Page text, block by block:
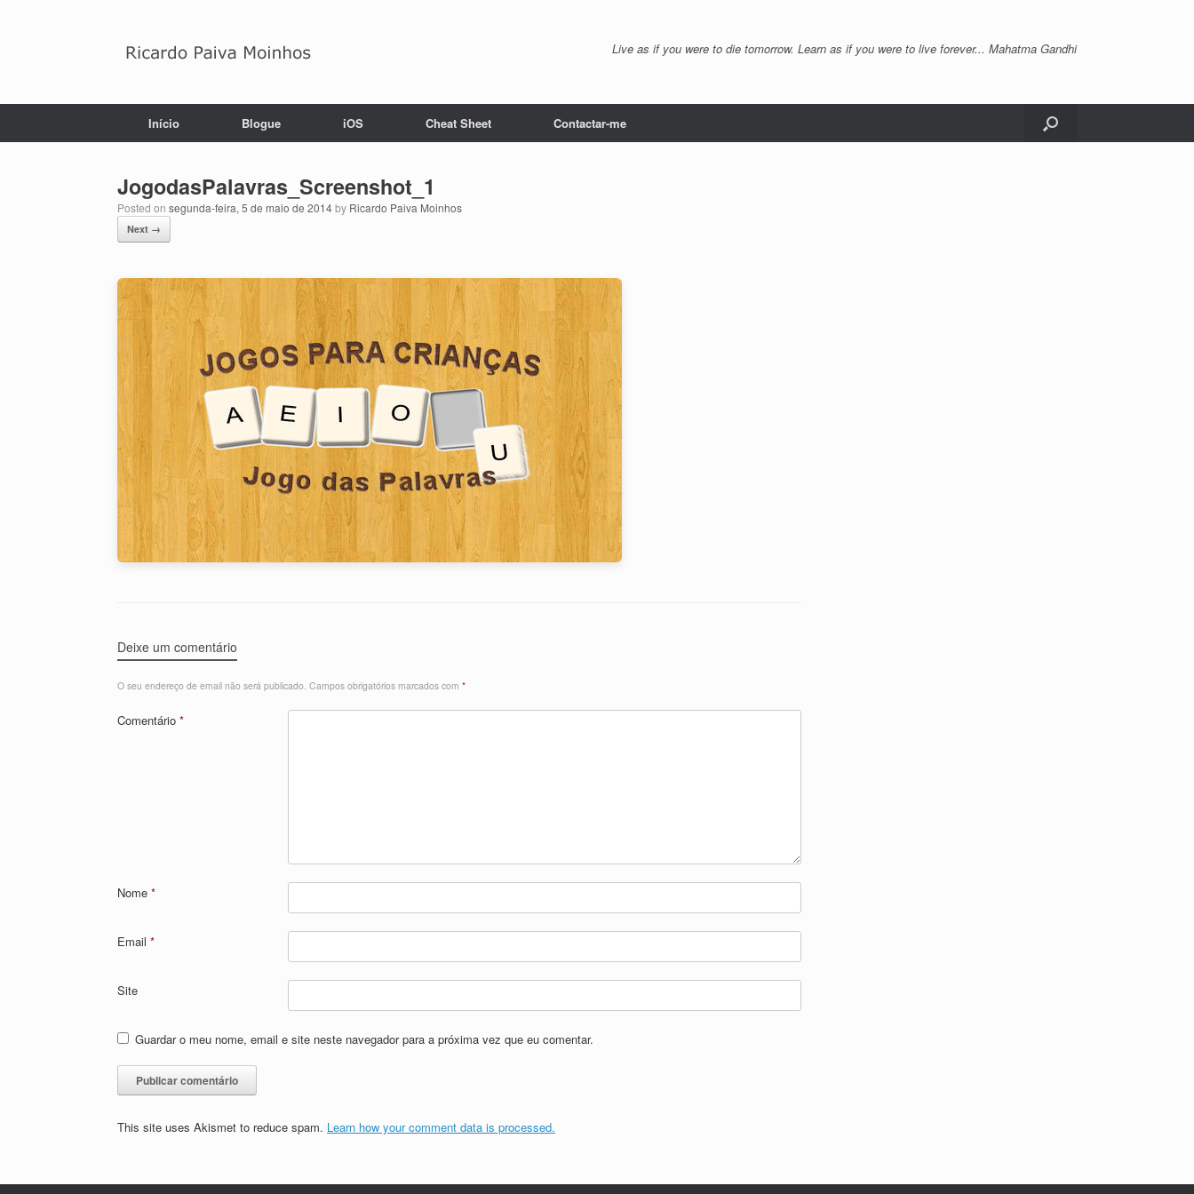
Live as if you were to die tomorrow. Learn as if you were to live forever... Mahatma Gandhi
Início Blogue iOS Cheat Sheet Contactar-me
JogodasPalavras_Screenshot_1
Posted on segunda-feira, 5 de maio de 2014by Ricardo Paiva Moinhos
Next →
Deixe um comentário
O seu endereço de email não será publicado. Campos obrigatórios marcados com *
Comentário *
Nome *
Email *
Site
Guardar o meu nome, email e site neste navegador para a próxima vez que eu comentar.
This site uses Akismet to reduce spam. Learn how your comment data is processed.